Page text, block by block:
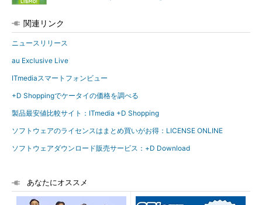
関連リンク
ニュースリリース
au Exclusive Live
ITmediaスマートフォンビュー
+D Shoppingでケータイの価格を調べる
製品最安値比較サイト：ITmedia +D Shopping
ソフトウェアのライセンスはまとめ買いがお得：LICENSE ONLINE
ソフトウェアダウンロード販売サービス：+D Download
あなたにオススメ